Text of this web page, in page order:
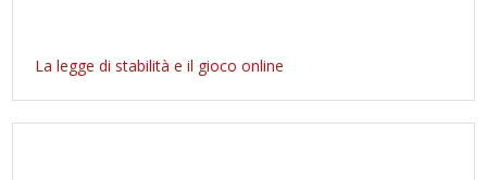
La legge di stabilità e il gioco online